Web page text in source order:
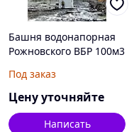
Башня водонапорная
Рожновского ВБР 100м3
Под заказ
Цену уточняйте
Написать